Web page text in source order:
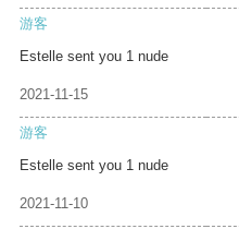
游客
Estelle sent you 1 nude
2021-11-15
游客
Estelle sent you 1 nude
2021-11-10